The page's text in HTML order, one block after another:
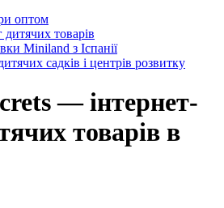
оптом
товарів
Miniland з Іспанії
садків і центрів розвитку
— інтернет-
товарів в